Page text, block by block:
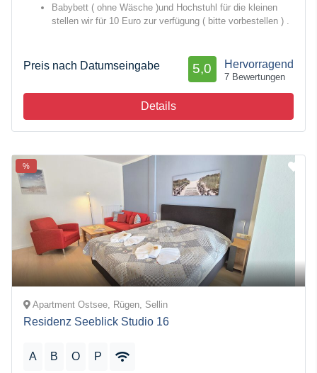
Babybett ( ohne Wäsche )und Hochstuhl für die kleinen
stellen wir für 10 Euro zur verfügung ( bitte vorbestellen ) .
Preis nach Datumseingabe Hervorragend
5,0
7 Bewertungen
Details
%
Apartment Ostsee, Rügen, Sellin
Residenz Seeblick Studio 16
A B O P